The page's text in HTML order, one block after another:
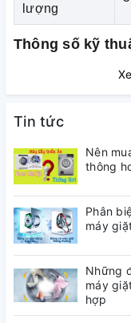
không cần rã đông,
người nội trợ. Giá
dung tích sử dụng
thành viên.
lượng
Thông số kỹ
Tin tức
Nên
thông
Phân
máy
Những
máy
hợp